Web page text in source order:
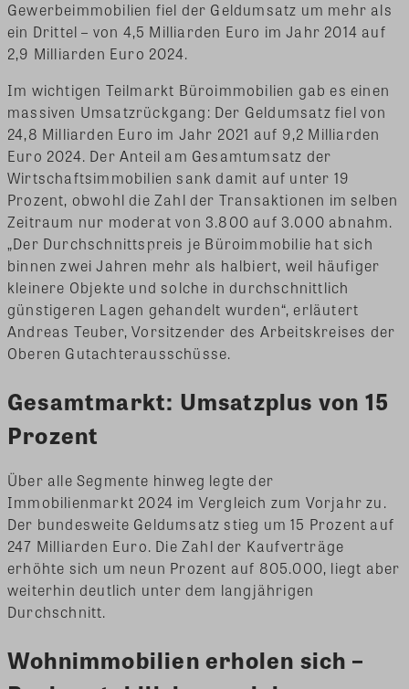
Gewerbeimmobilien fiel der Geldumsatz um mehr als
ein Drittel – von 4,5 Milliarden Euro im Jahr 2014 auf
2,9 Milliarden Euro 2024.
Im wichtigen Teilmarkt Büroimmobilien gab es einen
massiven Umsatzrückgang: Der Geldumsatz fiel von
24,8 Milliarden Euro im Jahr 2021 auf 9,2 Milliarden
Euro 2024. Der Anteil am Gesamtumsatz der
Wirtschaftsimmobilien sank damit auf unter 19
Prozent, obwohl die Zahl der Transaktionen im selben
Zeitraum nur moderat von 3.800 auf 3.000 abnahm.
„Der Durchschnittspreis je Büroimmobilie hat sich
binnen zwei Jahren mehr als halbiert, weil häufiger
kleinere Objekte und solche in durchschnittlich
günstigeren Lagen gehandelt wurden“, erläutert
Andreas Teuber, Vorsitzender des Arbeitskreises der
Oberen Gutachterausschüsse.
Gesamtmarkt: Umsatzplus von 15
Prozent
Über alle Segmente hinweg legte der
Immobilienmarkt 2024 im Vergleich zum Vorjahr zu.
Der bundesweite Geldumsatz stieg um 15 Prozent auf
247 Milliarden Euro. Die Zahl der Kaufverträge
erhöhte sich um neun Prozent auf 805.000, liegt aber
weiterhin deutlich unter dem langjährigen
Durchschnitt.
Wohnimmobilien erholen sich –